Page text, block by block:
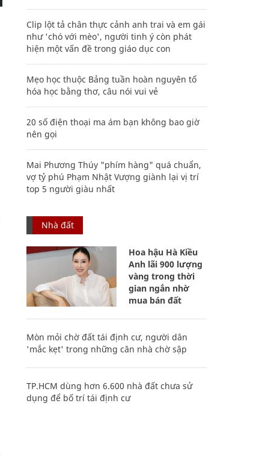
Clip lột tả chân thực cảnh anh trai và em gái
như 'chó với mèo', người tinh ý còn phát
hiện một vấn đề trong giáo dục con
Mẹo học thuộc Bảng tuần hoàn nguyên tố
hóa học bằng thơ, câu nói vui vẻ
20 số điện thoại ma ám bạn không bao giờ
nên gọi
Mai Phương Thúy "phím hàng" quá chuẩn,
vợ tỷ phú Phạm Nhật Vượng giành lại vị trí
top 5 người giàu nhất
Nhà đất
Hoa hậu Hà Kiều
Anh lãi 900 lượng
vàng trong thời
gian ngắn nhờ
mua bán đất
Mòn mỏi chờ đất tái định cư, người dân
'mắc kẹt' trong những căn nhà chờ sập
TP.HCM dùng hơn 6.600 nhà đất chưa sử
dụng để bố trí tái định cư